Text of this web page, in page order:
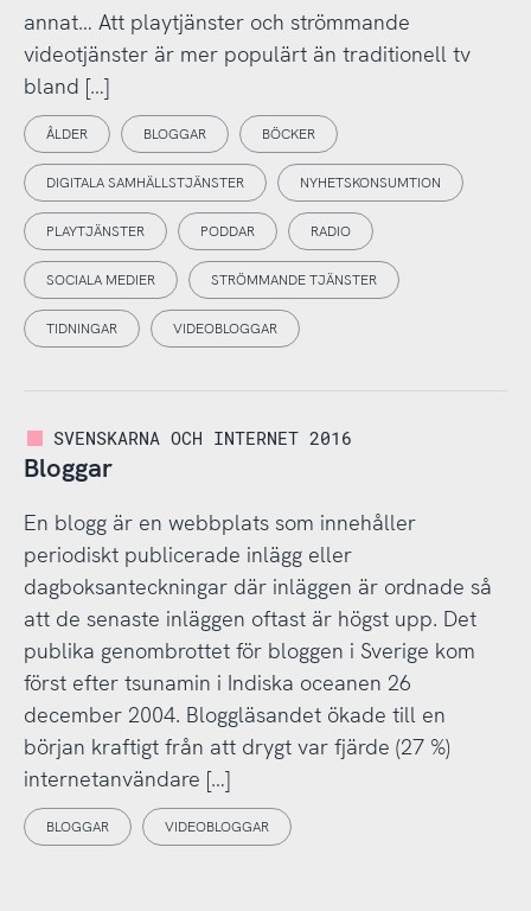
annat… Att playtjänster och strömmande
videotjänster är mer populärt än traditionell tv
bland […]
ÅLDER BLOGGAR BÖCKER
DIGITALA SAMHÄLLSTJÄNSTER NYHETSKONSUMTION
PLAYTJÄNSTER PODDAR RADIO
SOCIALA MEDIER STRÖMMANDE TJÄNSTER
TIDNINGAR VIDEOBLOGGAR
SVENSKARNA OCH INTERNET 2016
Bloggar
En blogg är en webbplats som innehåller
periodiskt publicerade inlägg eller
dagboksanteckningar där inläggen är ordnade så
att de senaste inläggen oftast är högst upp. Det
publika genombrottet för bloggen i Sverige kom
först efter tsunamin i Indiska oceanen 26
december 2004. Bloggläsandet ökade till en
början kraftigt från att drygt var fjärde (27 %)
internetanvändare […]
BLOGGAR VIDEOBLOGGAR